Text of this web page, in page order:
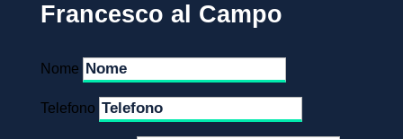
Francesco al Campo
Nome
Telefono